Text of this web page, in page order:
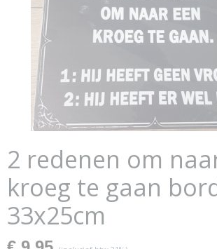
2 redenen om
kroeg te gaan
33x25cm